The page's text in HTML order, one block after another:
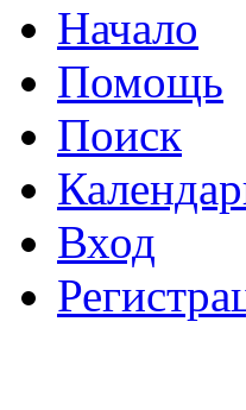
Начало
Помощь
Поиск
Вход